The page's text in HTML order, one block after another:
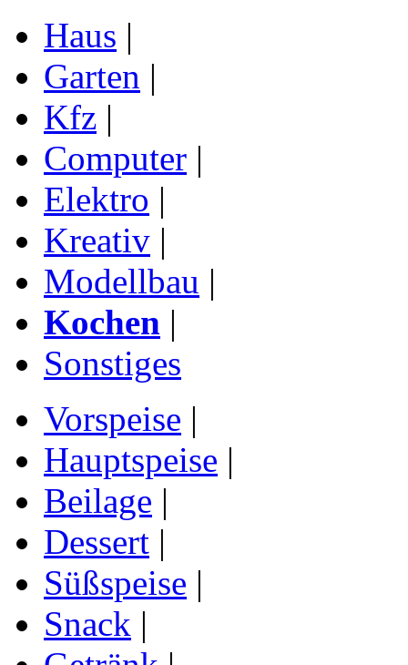
Haus |
Garten |
Kfz |
Computer |
Elektro |
Kreativ |
Modellbau |
Kochen |
Sonstiges
Vorspeise |
Hauptspeise |
Beilage |
Dessert |
Süßspeise |
Snack |